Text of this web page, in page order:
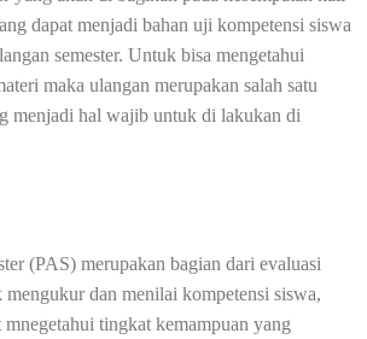
dapat menjadi bahan uji kompetensi siswa
semester. Untuk bisa mengetahui
maka ulangan merupakan salah satu
menjadi hal wajib untuk di lakukan di
(PAS) merupakan bagian dari evaluasi
dan menilai kompetensi siswa,
mnegetahui tingkat kemampuan yang